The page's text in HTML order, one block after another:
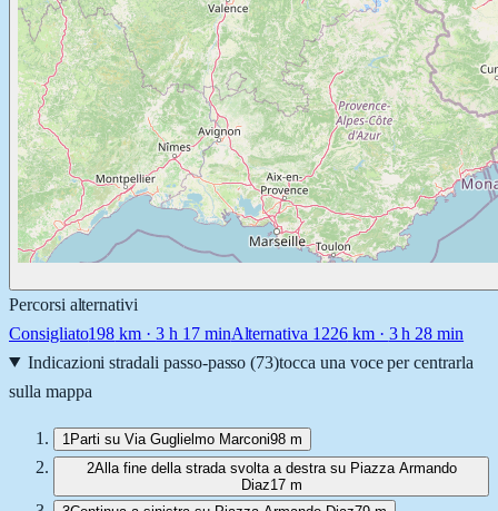
Percorsi alternativi
Consigliato198 km ·3 h 17 minAlternativa 1 226km · 3 h 28 min
Indicazioni stradali passo-passo (73)tocca una voce per centrarla
sulla mappa
1 Parti su Via Guglielmo Marconi98 m
2Alla fine della strada svolta a destra su Piazza Armando
Diaz17 m